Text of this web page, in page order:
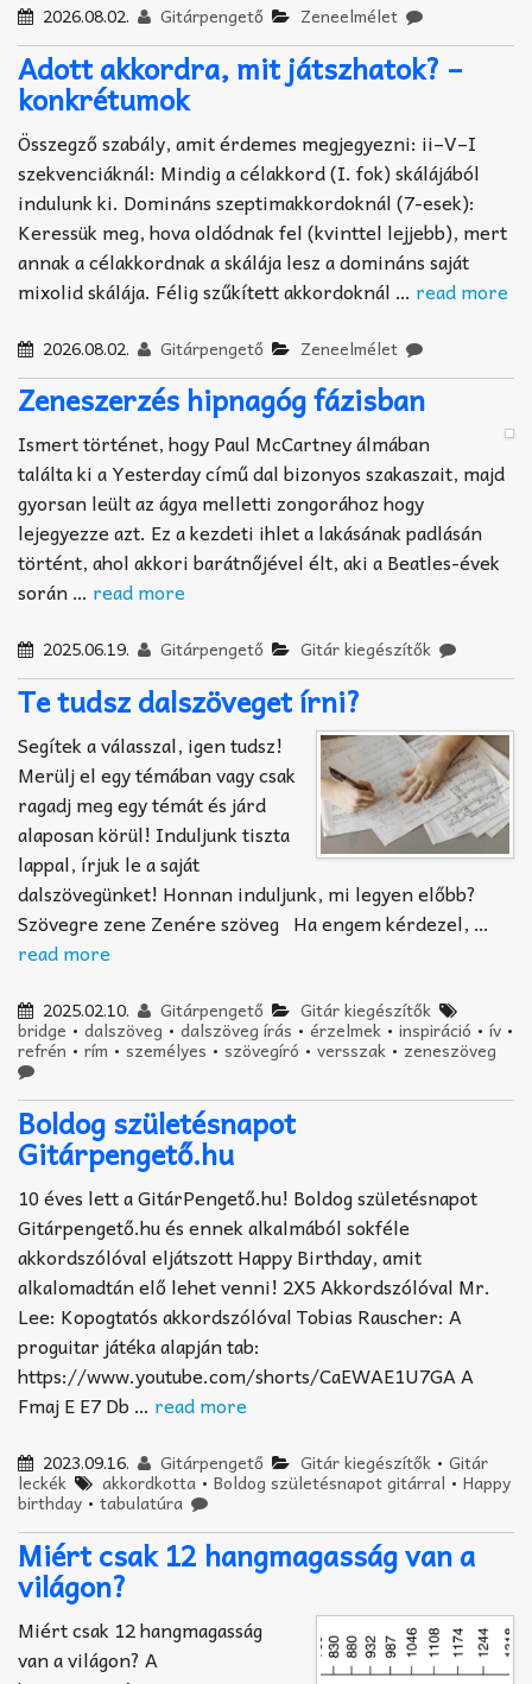
2026.08.02. Gitárpengető Zeneelmélet
Adott akkordra, mit játszhatok? –
konkrétumok
Összegző szabály, amit érdemes megjegyezni: ii–V–I
szekvenciáknál: Mindig a célakkord (I. fok) skálájából
indulunk ki. Domináns szeptimakkordoknál (7-esek):
Keressük meg, hova oldódnak fel (kvinttel lejjebb), mert
annak a célakkordnak a skálája lesz a domináns saját
mixolid skálája. Félig szűkített akkordoknál … read more
2026.08.02. Gitárpengető Zeneelmélet
Zeneszerzés hipnagóg fázisban
Ismert történet, hogy Paul McCartney álmában
találta ki a Yesterday című dal bizonyos szakaszait, majd
gyorsan leült az ágya melletti zongorához hogy
lejegyezze azt. Ez a kezdeti ihlet a lakásának padlásán
történt, ahol akkori barátnőjével élt, aki a Beatles-évek
során … read more
2025.06.19. Gitárpengető Gitár kiegészítők
Te tudsz dalszöveget írni?
Segítek a válasszal, igen tudsz!
Merülj el egy témában vagy csak
ragadj meg egy témát és járd
alaposan körül! Induljunk tiszta
lappal, írjuk le a saját
dalszövegünket! Honnan induljunk, mi legyen előbb?
Szövegre zene Zenére szöveg Ha engem kérdezel, …
read more
2025.02.10. Gitárpengető Gitár kiegészítők
bridge • dalszöveg • dalszöveg írás • érzelmek • inspiráció • ív •
refrén • rím • személyes • szövegíró • versszak • zeneszöveg
Boldog születésnapot
Gitárpengető.hu
10 éves lett a GitárPengető.hu! Boldog születésnapot
Gitárpengető.hu és ennek alkalmából sokféle
akkordszólóval eljátszott Happy Birthday, amit
alkalomadtán elő lehet venni! 2X5 Akkordszólóval Mr.
Lee: Kopogtatós akkordszólóval Tobias Rauscher: A
proguitar játéka alapján tab:
https://www.youtube.com/shorts/CaEWAE1U7GA A
Fmaj E E7 Db … read more
2023.09.16. Gitárpengető Gitár kiegészítők• Gitár
leckék akkordkotta •Boldog születésnapot gitárral •Happy
birthday • tabulatúra
Miért csak 12 hangmagasság van a
világon?
Miért csak 12 hangmagasság
van a világon? A